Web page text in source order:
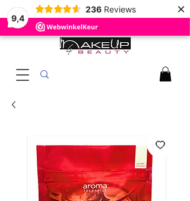
9,4
236 Reviews ×